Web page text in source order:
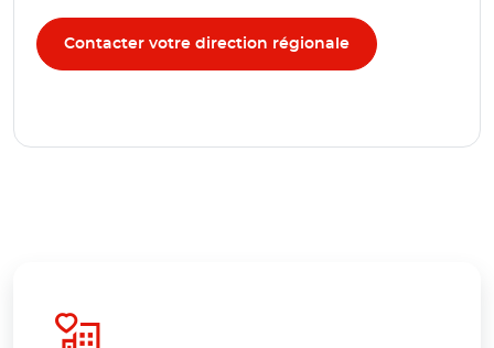
Contacter votre direction régionale